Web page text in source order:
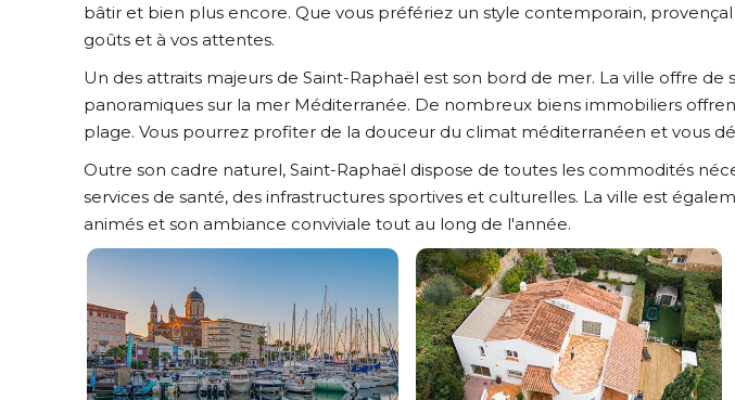
bâtir et bien plus encore. Que vous préfériez un style contemporain,
goûts et à vos attentes.
Un des attraits majeurs de Saint-Raphaël est son bord de mer. La ville offre de
panoramiques sur la mer Méditerranée. De nombreux biens immobiliers
plage. Vous pourrez profiter de la douceur du climat méditerranéen et vous
Outre son cadre naturel, Saint-Raphaël dispose de toutes les commodités
services de santé, des infrastructures sportives et culturelles. La ville est
animés et son ambiance conviviale tout au long de l'année.